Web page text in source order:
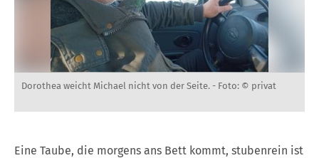
Dorothea weicht Michael nicht von der Seite. - Foto: © privat
Eine Taube, die morgens ans Bett kommt, stubenrein ist